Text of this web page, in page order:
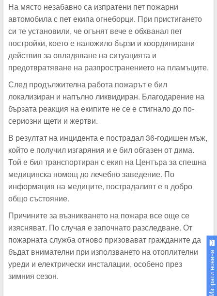
На място незабавно са изпратени пет пожарни
автомобила с пет екипа огнеборци. При пристигането
си те установили, че огънят вече е обхванал пет
постройки, което е наложило бързи и координирани
действия за овладяване на ситуацията и
предотвратяване на разпространението на пламъците.
След продължителна работа пожарът е бил
локализиран и напълно ликвидиран. Благодарение на
бързата реакция на екипите не се е стигнало до по-
сериозни щети и жертви.
В резултат на инцидента е пострадал 36-годишен мъж,
който е получил изгаряния и е бил обгазен от дима.
Той е бил транспортиран с екип на Центъра за спешна
медицинска помощ до лечебно заведение. По
информация на медиците, пострадалият е в добро
общо състояние.
Причините за възникването на пожара все още се
изясняват. По случая е започнато разследване. От
пожарната служба отново призовават гражданите да
бъдат внимателни при използването на отоплителни
уреди и електрически инсталации, особено през
зимния сезон.
Изпрати новина